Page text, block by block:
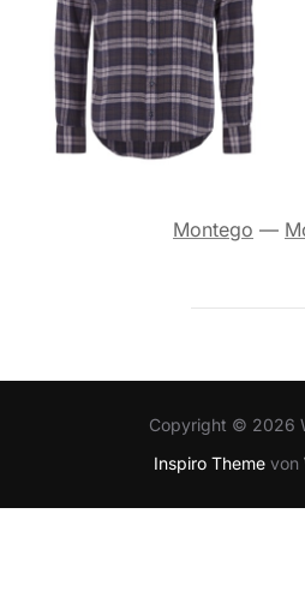
Montego —
Copyright © 2026
Inspiro Theme von